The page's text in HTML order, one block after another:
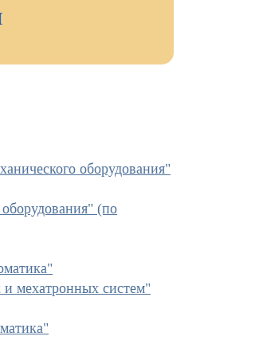
оборудования"
(по
мехатронных систем"